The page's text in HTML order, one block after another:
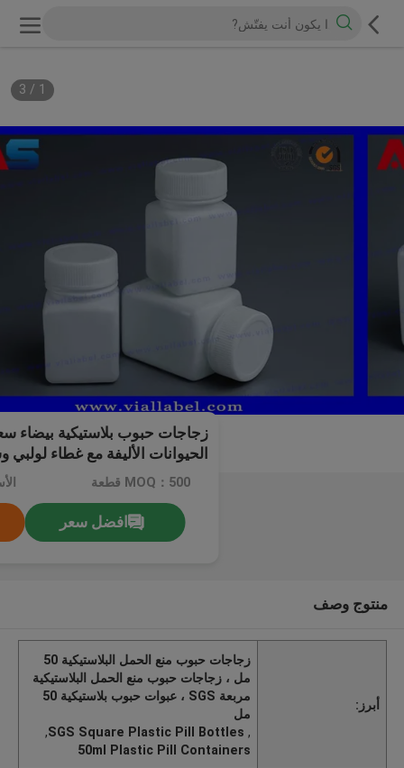
1
/
3
الحيوانات الأليفة مع غطاء
حساس للضغط
MOQ：500 قطعة
افضل سعر
منتوج وصف
أبرز:
زجاجات حبوب منع الحمل البلاستيكية 50
مل ، زجاجات حبوب منع الحمل البلاستيكية
مربعة SGS ، عبوات حبوب بلاستيكية 50
مل
,
SGS Square Plastic Pill Bottles
,
50ml Plastic Pill Containers